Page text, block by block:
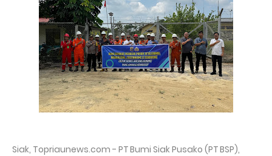
Siak, Topriaunews.com - PT Bumi Siak Pusako (PT BSP),